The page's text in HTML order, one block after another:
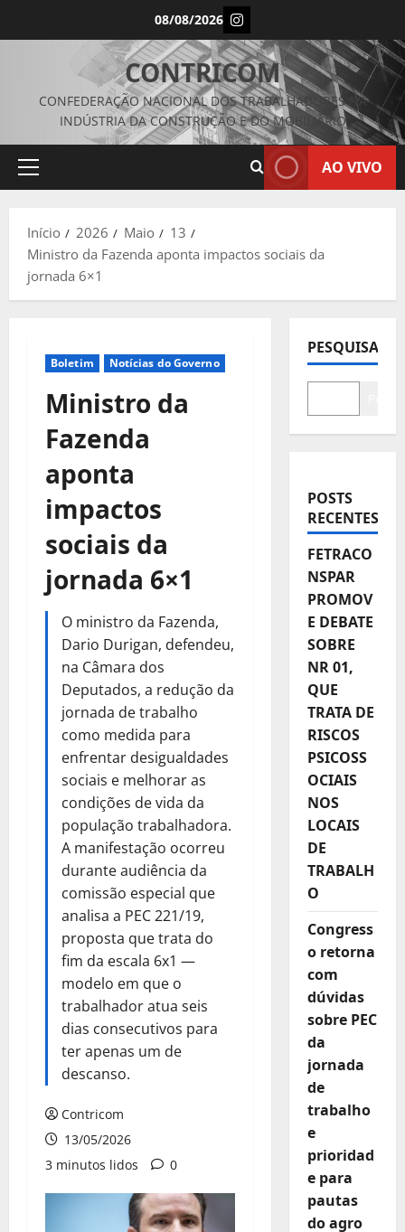
08/08/2026 Instagram
CONTRICOM
CONFEDERAÇÃO NACIONAL DOS TRABALHADORES NA
INDÚSTRIA DA CONSTRUÇÃO E DO MOBILIÁRIO
Menu
AO VIVO
Início 2026 Maio
13
Ministro da Fazenda aponta impactos sociais da
jornada 6×1
Boletim Notícias do Governo
Ministro da
Fazenda
aponta
impactos
sociais da
jornada 6×1
O ministro da Fazenda,
Dario Durigan, defendeu,
na Câmara dos
Deputados, a redução da
jornada de trabalho
como medida para
enfrentar desigualdades
sociais e melhorar as
condições de vida da
população trabalhadora.
A manifestação ocorreu
durante audiência da
comissão especial que
analisa a PEC 221/19,
proposta que trata do
fim da escala 6x1 —
modelo em que o
trabalhador atua seis
dias consecutivos para
ter apenas um de
descanso.
Contricom
13/05/2026
3 minutos lidos
0
PESQUISAR
POSTS
RECENTES
FETRACO
NSPAR
PROMOV
E DEBATE
SOBRE
NR 01,
QUE
TRATA DE
RISCOS
PSICOSS
OCIAIS
NOS
LOCAIS
DE
TRABALH
O
Congress
o retorna
com
dúvidas
sobre PEC
da
jornada
de
trabalho
e
prioridad
e para
pautas
do agro